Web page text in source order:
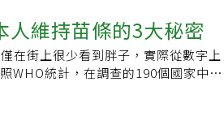
青菜會加香菜，基本就有10幾20種；
腸道比較滑潤，幫助排便；也可依照
加風味與樂趣，把最營養的部分、質
保持最完整。 每天打每天喝，一天約
較好，喝比較少，平均一周喝三四
人維持苗條的3大秘密
在街上很少看到胖子，實際從數字上
WHO統計，在調查的190個國家中，